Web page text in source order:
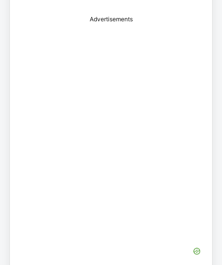
Advertisements